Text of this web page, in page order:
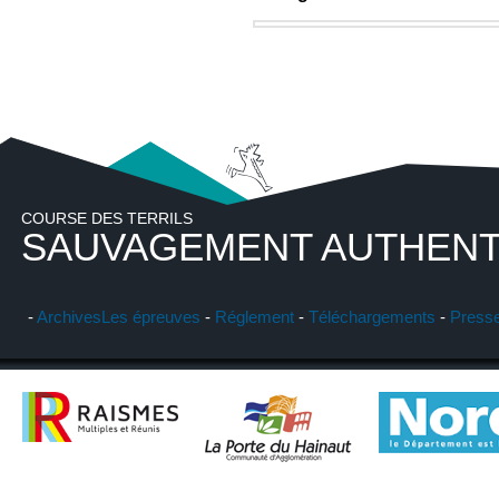
COURSE DES TERRILS
SAUVAGEMENT
-ArchivesLes épreuves - Réglement - Téléchargements -